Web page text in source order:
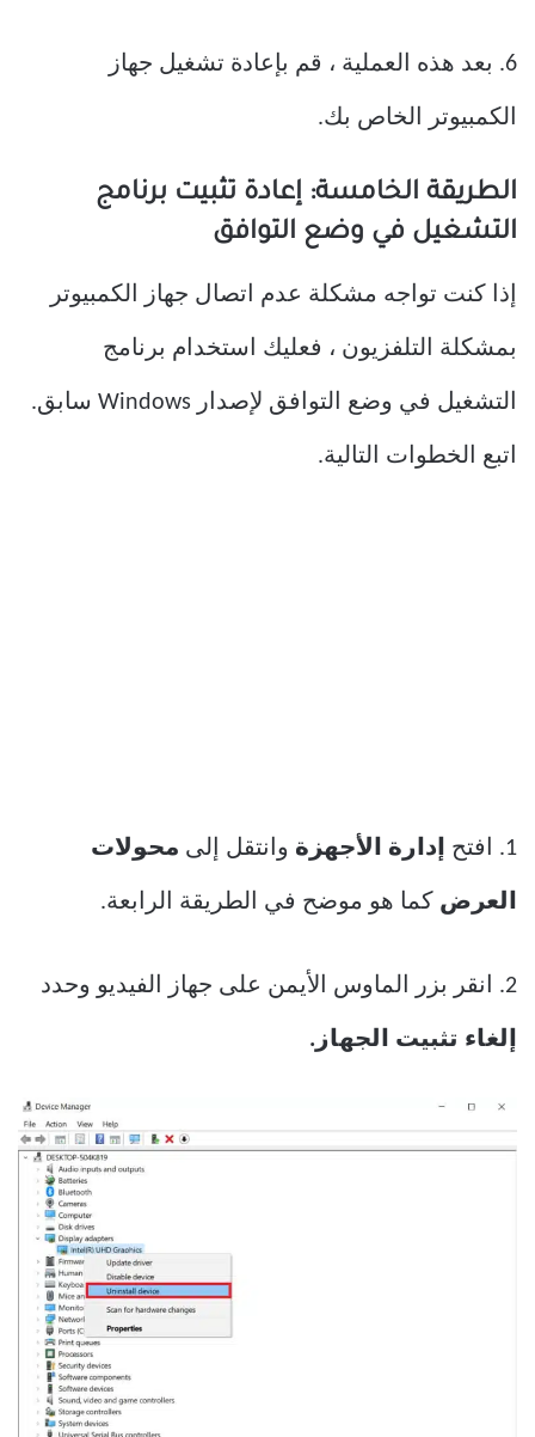
6. بعد هذه العملية ، قم بإعادة تشغيل جهاز
الكمبيوتر الخاص بك.
الطريقة الخامسة: إعادة تثبيت برنامج
التشغيل في وضع التوافق
إذا كنت تواجه مشكلة عدم اتصال جهاز الكمبيوتر
بمشكلة التلفزيون ، فعليك استخدام برنامج
التشغيل في وضع التوافق لإصدار Windows سابق.
اتبع الخطوات التالية.
1. افتح إدارة الأجهزة وانتقل إلى محولات
العرض كما هو موضح في الطريقة الرابعة.
2. انقر بزر الماوس الأيمن على جهاز الفيديو وحدد
إلغاء تثبيت الجهاز.